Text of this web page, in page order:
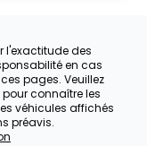
l'exactitude des
en cas
pages. Veuillez
connaître les
véhicules affichés
préavis.